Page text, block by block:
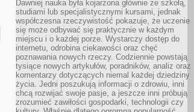
Dawniej nauka była kojarzona głównie ze szkołą,
studiami lub specjalistycznymi kursami, jednak
współczesna rzeczywistość pokazuje, że uczenie
się może odbywać się praktycznie w każdym
miejscu i o każdej porze. Wystarczy dostęp do
internetu, odrobina ciekawości oraz chęć
poznawania nowych rzeczy. Codziennie powstają
tysiące nowych artykułów, poradników, analiz oraz
komentarzy dotyczących niemal każdej dziedziny
życia. Jedni poszukują informacji o zdrowiu, inni
chcą rozwijać swoje pasje, a jeszcze inni próbują
zrozumieć zawiłości gospodarki, technologii czy